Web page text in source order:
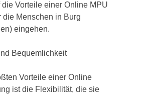
Vorteile einer Online MPU
die Menschen in Burg
eingehen.
Bequemlichkeit
Vorteile einer Online
ist die Flexibilität, die sie